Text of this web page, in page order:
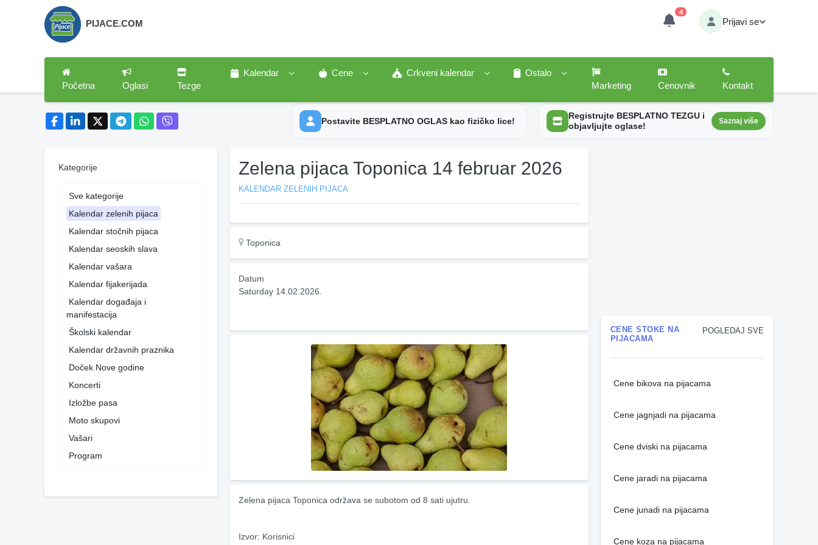
PIJACE.COM
4
Prijavi se
Početna Oglasi Tezge
Kalendar Cene Crkveni kalendar
Ostalo
Marketing
Cenovnik Kontakt
Postavite BESPLATNO OGLAS kao fizičko lice!
Registrujte BESPLATNO TEZGU i
objavljujte oglase!
Saznaj više
Kategorije
Sve kategorije
Kalendar zelenih pijaca
Kalendar stočnih pijaca
Kalendar seoskih slava
Kalendar vašara
Kalendar fijakerijada
Kalendar događaja i
manifestacija
Školski kalendar
Kalendar državnih praznika
Doček Nove godine
Koncerti
Izložbe pasa
Moto skupovi
Vašari
Program
Zelena pijaca Toponica 14 februar 2026
KALENDAR ZELENIH PIJACA
Toponica
Datum
Saturday 14.02.2026.
Zelena pijaca Toponica održava se subotom od 8 sati ujutru.
Izvor: Korisnici
POGLEDAJ SVE
CENE STOKE NA
PIJACAMA
Cene bikova na pijacama
Cene jagnjadi na pijacama
Cene dviski na pijacama
Cene jaradi na pijacama
Cene junadi na pijacama
Cene koza na pijacama